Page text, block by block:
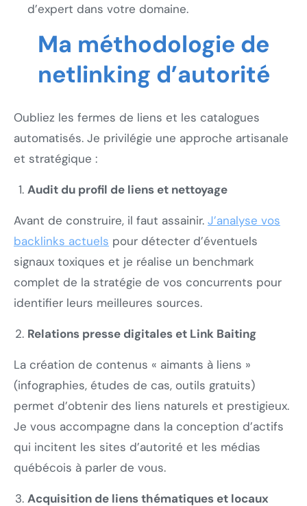
d’expert dans votre domaine.
Ma méthodologie de
netlinking d’autorité
Oubliez les fermes de liens et les catalogues
automatisés. Je privilégie une approche artisanale
et stratégique :
Audit du profil de liens et nettoyage
Avant de construire, il faut assainir. J’analyse vos
backlinks actuels pour détecter d’éventuels
signaux toxiques et je réalise un benchmark
complet de la stratégie de vos concurrents pour
identifier leurs meilleures sources.
Relations presse digitales et Link Baiting
La création de contenus « aimants à liens »
(infographies, études de cas, outils gratuits)
permet d’obtenir des liens naturels et prestigieux.
Je vous accompagne dans la conception d’actifs
qui incitent les sites d’autorité et les médias
québécois à parler de vous.
Acquisition de liens thématiques et locaux